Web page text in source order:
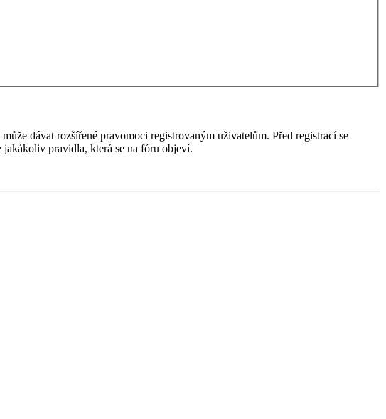
dávat rozšířené pravomoci registrovaným uživatelům. Před registrací se
jakákoliv pravidla, která se na fóru objeví.